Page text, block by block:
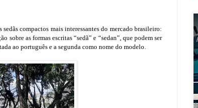
sedãs compactos mais interessantes do mercado brasileiro:
as formas escritas “sedã” e “sedan”, que podem ser
ao português e a segunda como nome do modelo.